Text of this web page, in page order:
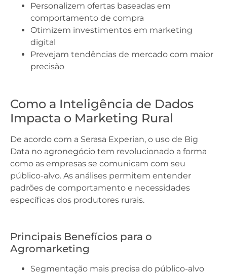
Personalizem ofertas baseadas em
comportamento de compra
Otimizem investimentos em marketing
digital
Prevejam tendências de mercado com maior
precisão
Como a Inteligência de Dados
Impacta o Marketing Rural
De acordo com a Serasa Experian, o uso de Big
Data no agronegócio tem revolucionado a forma
como as empresas se comunicam com seu
público-alvo. As análises permitem entender
padrões de comportamento e necessidades
específicas dos produtores rurais.
Principais Benefícios para o
Agromarketing
Segmentação mais precisa do público-alvo